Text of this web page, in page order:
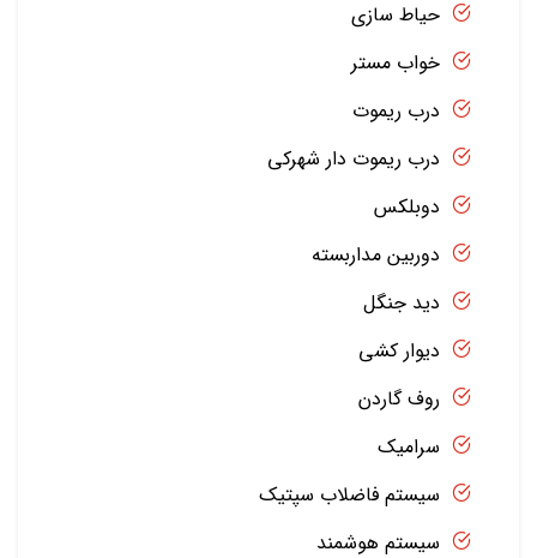
حیاط سازی
خواب مستر
درب ریموت
درب ریموت دار شهرکی
دوبلکس
دوربین مداربسته
دید جنگل
دیوار کشی
روف گاردن
سرامیک
سیستم فاضلاب سپتیک
سیستم هوشمند